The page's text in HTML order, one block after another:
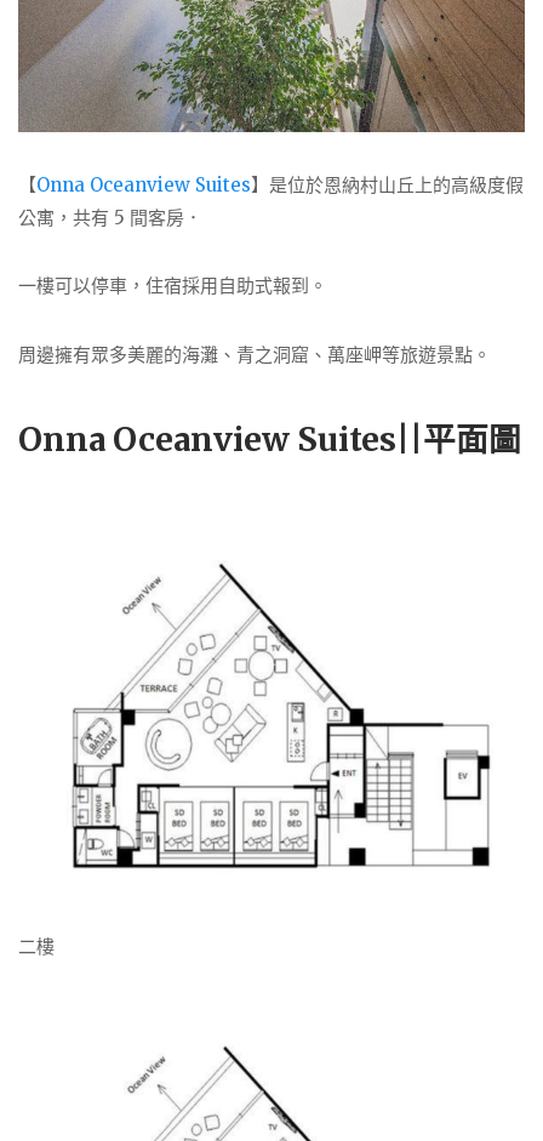
【Onna Oceanview Suites】是位於恩納村山丘上的高級度假
公寓，共有 5 間客房．
一樓可以停車，住宿採用自助式報到。
周邊擁有眾多美麗的海灘、青之洞窟、萬座岬等旅遊景點。
Onna Oceanview Suites||平面圖
二樓